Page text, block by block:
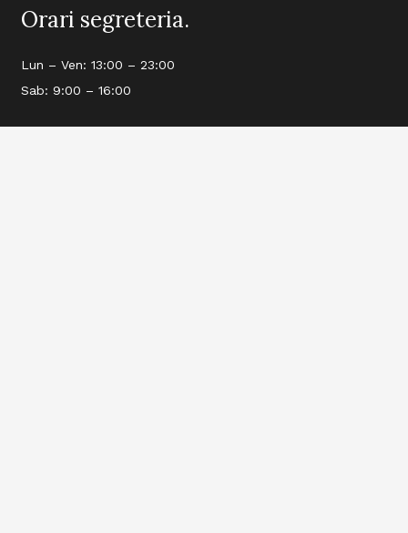
Orari segreteria.
Lun – Ven: 13:00 – 23:00
Sab: 9:00 – 16:00